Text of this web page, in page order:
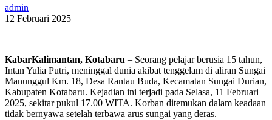
admin
12 Februari 2025
KabarKalimantan, Kotabaru – Seorang pelajar berusia 15 tahun,
Intan Yulia Putri, meninggal dunia akibat tenggelam di aliran Sungai
Manunggul Km. 18, Desa Rantau Buda, Kecamatan Sungai Durian,
Kabupaten Kotabaru. Kejadian ini terjadi pada Selasa, 11 Februari
2025, sekitar pukul 17.00 WITA. Korban ditemukan dalam keadaan
tidak bernyawa setelah terbawa arus sungai yang deras.